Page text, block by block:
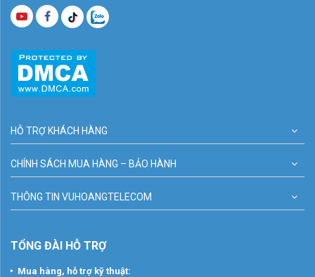
HỖ TRỢ KHÁCH HÀNG
CHÍNH SÁCH MUA HÀNG – BẢO HÀNH
THÔNG TIN VUHOANGTELECOM
TỔNG ĐÀI HỖ TRỢ
Mua hàng, hỗ trợ kỹ thuật: